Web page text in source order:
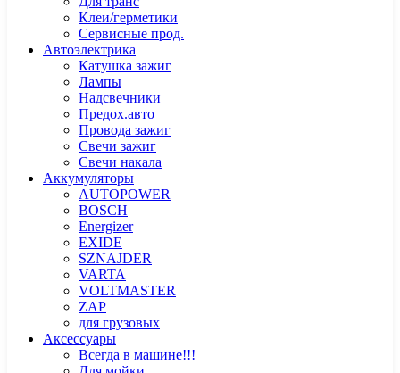
Клеи/герметики
Сервисные прод.
Автоэлектрика
Катушка зажиг
Лампы
Надсвечники
Предох.авто
Провода зажиг
Свечи зажиг
Свечи накала
Аккумуляторы
AUTOPOWER
BOSCH
Energizer
EXIDE
SZNAJDER
VARTA
VOLTMASTER
ZAP
для грузовых
Аксессуары
Всегда в машине!!!